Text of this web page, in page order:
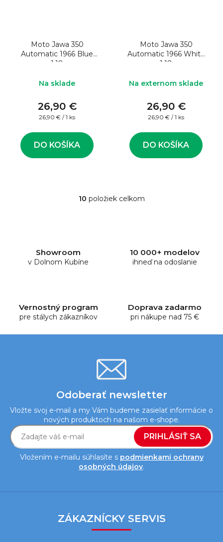
Moto Jawa 350
Automatic 1966 Blue
1:18
Na sklade
26,90 €
Jednotková
26,90 € / 1 ks
DO KOŠÍKA
Moto Jawa 350
Automatic 1966 White
1:18
Na externom sklade
26,90 €
Jednotková
26,90 € / 1 ks
DO KOŠÍKA
O
k
v
ý
p
i
s
u
10 položiek celkom
Showroom
v Dolnom Kubíne
10 000+ modelov
ihneď na odoslanie
Vernostný program
pre stálych zákazníkov
Doprava zadarmo
pri nákupe nad 75 €
Odoberať newsletter
Vložte svoj e-mail a my Vám budeme zasielať informácie o
nových produktoch na našom e-shope.
Vložením e-mailu súhlasíte s podmienkami ochrany
osobných údajov.
PRIHLÁSIŤ SA
ZÁKAZNÍCKY SERVIS